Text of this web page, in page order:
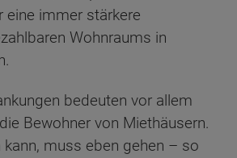
eine immer stärkere
Wohnraums in
bedeuten vor allem
Bewohner von Miethäusern.
kann, muss eben gehen – so